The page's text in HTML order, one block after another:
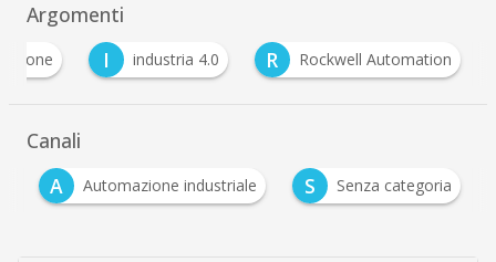
Argomenti
I industria 4.0 R Rockwell Automation
Canali
A Automazione industriale S Senza categoria